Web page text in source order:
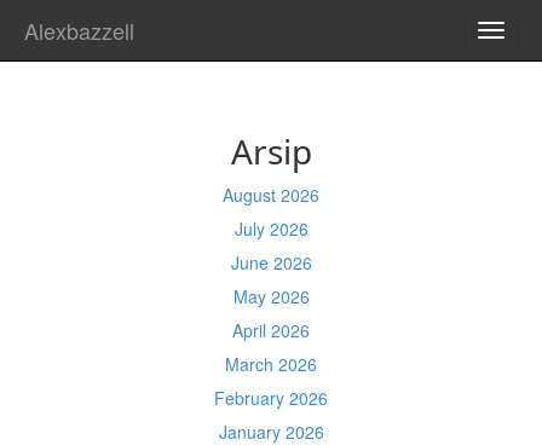
Alexbazzell
Arsip
August 2026
July 2026
June 2026
May 2026
April 2026
March 2026
February 2026
January 2026